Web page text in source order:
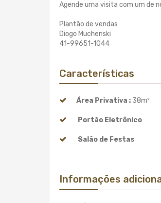
Agende uma visita com um de
Plantão de vendas
Diogo Muchenski
41-99651-1044
Características
Área Privativa : 38m²
Portão Eletrônico
Salão de Festas
Informações